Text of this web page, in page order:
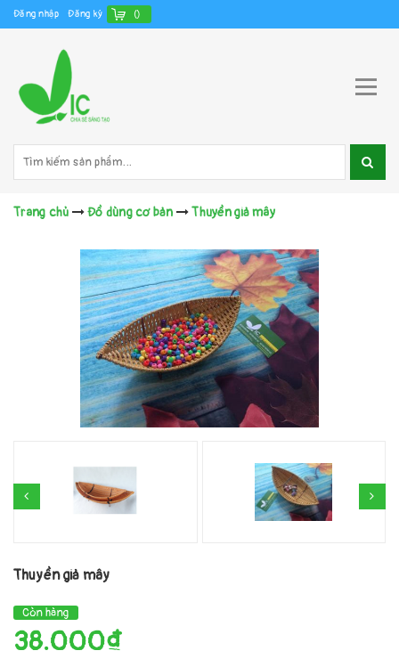
Đăng nhập Đăng ký ()
Trang chủ Đồ dùng cơ bản Thuyền giả mây
Thuyền giả mây
Còn hàng
38.000₫